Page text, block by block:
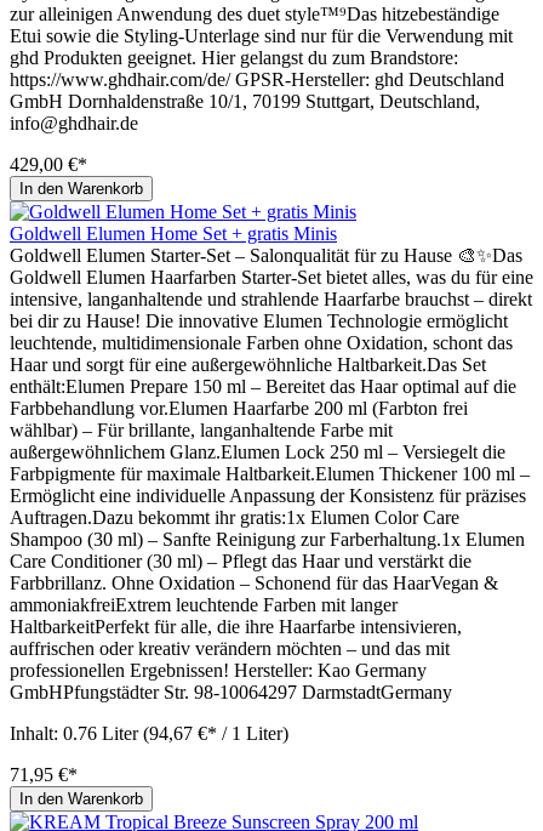
zur alleinigen Anwendung des duet style™⁹Das hitzebeständige
Etui sowie die Styling-Unterlage sind nur für die Verwendung mit
ghd Produkten geeignet. Hier gelangst du zum Brandstore:
https://www.ghdhair.com/de/ GPSR-Hersteller: ghd Deutschland
GmbH Dornhaldenstraße 10/1, 70199 Stuttgart, Deutschland,
info@ghdhair.de
429,00 €*
In den Warenkorb
Goldwell Elumen Home Set + gratis Minis
Goldwell Elumen Starter-Set – Salonqualität für zu Hause 🎨✨Das
Goldwell Elumen Haarfarben Starter-Set bietet alles, was du für eine
intensive, langanhaltende und strahlende Haarfarbe brauchst – direkt
bei dir zu Hause! Die innovative Elumen Technologie ermöglicht
leuchtende, multidimensionale Farben ohne Oxidation, schont das
Haar und sorgt für eine außergewöhnliche Haltbarkeit.Das Set
enthält:Elumen Prepare 150 ml – Bereitet das Haar optimal auf die
Farbbehandlung vor.Elumen Haarfarbe 200 ml (Farbton frei
wählbar) – Für brillante, langanhaltende Farbe mit
außergewöhnlichem Glanz.Elumen Lock 250 ml – Versiegelt die
Farbpigmente für maximale Haltbarkeit.Elumen Thickener 100 ml –
Ermöglicht eine individuelle Anpassung der Konsistenz für präzises
Auftragen.Dazu bekommt ihr gratis:1x Elumen Color Care
Shampoo (30 ml) – Sanfte Reinigung zur Farberhaltung.1x Elumen
Care Conditioner (30 ml) – Pflegt das Haar und verstärkt die
Farbbrillanz. Ohne Oxidation – Schonend für das HaarVegan &
ammoniakfreiExtrem leuchtende Farben mit langer
HaltbarkeitPerfekt für alle, die ihre Haarfarbe intensivieren,
auffrischen oder kreativ verändern möchten – und das mit
professionellen Ergebnissen! Hersteller: Kao Germany
GmbHPfungstädter Str. 98-10064297 DarmstadtGermany
Inhalt: 0.76 Liter(94,67 €* / 1 Liter)
71,95 €*
In den Warenkorb